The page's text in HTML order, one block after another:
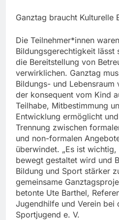
Ganztag braucht Kulturelle
Die Teilnehmer*innen
Bildungsgerechtigkeit lässt
die Bereitstellung von
verwirklichen. Ganztag
Bildungs- und Lebensraum
der konsequent vom Kind
Teilhabe, Mitbestimmung
Entwicklung ermöglicht
Trennung zwischen
und non-formalen
überwindet. „Es ist
bewegt gestaltet wird und
Bildung und Sport stärker
gemeinsame
betonte Ute Barthel,
Jugendhilfe und Verein bei
Sportjugend e. V.